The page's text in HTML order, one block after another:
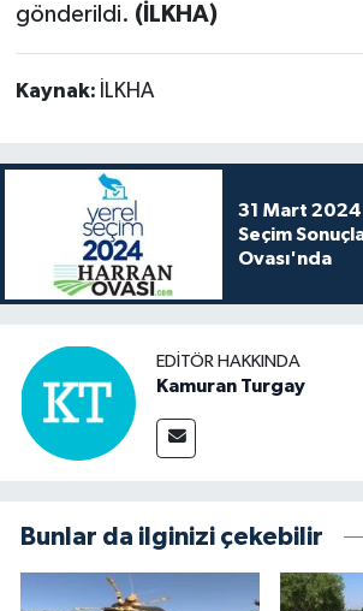
gönderildi. (İLKHA)
Kaynak: İLKHA
31 Mart 2024
Seçim
Ovası'nda
EDITÖR HAKKINDA
Kamuran Turgay
Bunlar da ilginizi çekebilir